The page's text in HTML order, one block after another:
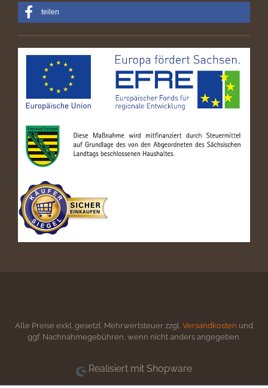
teilen
Alle Preise exkl. gesetzl. Mehrwertsteuer zzgl. Versandkosten und
ggf. Nachnahmegebühren, wenn nicht anders angegeben.
Realisiert mit Shopware